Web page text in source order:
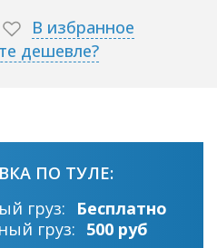
В избранное
дешевле?
ПО ТУЛЕ:
груз:
Бесплатно
груз: 500 руб